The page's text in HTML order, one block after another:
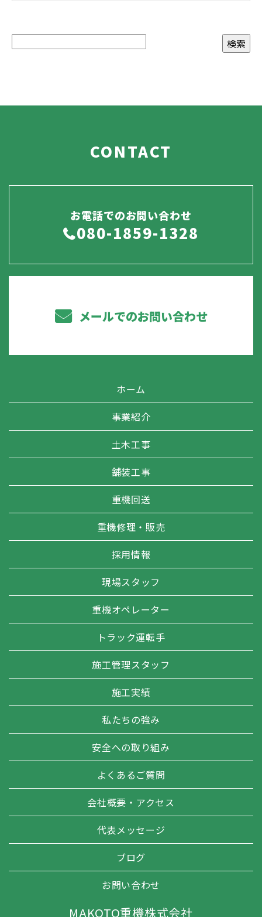
CONTACT
お電話でのお問い合わせ
080-1859-1328
メールでのお問い合わせ
ホーム
事業紹介
土木工事
舗装工事
重機回送
重機修理・販売
採用情報
現場スタッフ
重機オペレーター
トラック運転手
施工管理スタッフ
施工実績
私たちの強み
安全への取り組み
よくあるご質問
会社概要・アクセス
代表メッセージ
ブログ
お問い合わせ
MAKOTO重機株式会社